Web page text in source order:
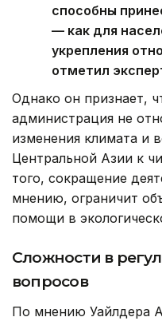
способны
— как для
укрепления
отметил
Однако он признает,
администрация не
изменения климата и
Центральной Азии к
того, сокращение
мнению, ограничит
помощи в
Сложности в
вопросов
По мнению Уайлдера